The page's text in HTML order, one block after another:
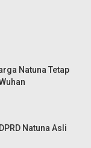
Natuna Tetap
Natuna Asli